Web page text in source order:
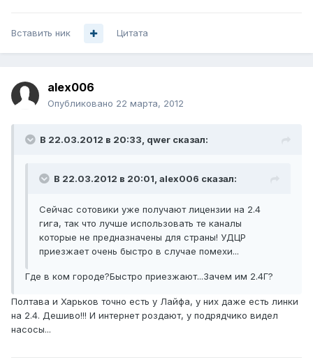
Вставить ник Цитата
alex006
Опубликовано 22 марта, 2012
В 22.03.2012 в 20:33, qwer сказал:
В 22.03.2012 в 20:01, alex006 сказал:
Сейчас сотовики уже получают лицензии на 2.4
гига, так что лучше использовать те каналы
которые не предназначены для страны! УДЦР
приезжает очень быстро в случае помехи...
Где в ком городе?Быстро приезжают...Зачем им 2.4Г?
Полтава и Харьков точно есть у Лайфа, у них даже есть линки
на 2.4. Дешиво!!! И интернет роздают, у подрядчико видел
насосы...